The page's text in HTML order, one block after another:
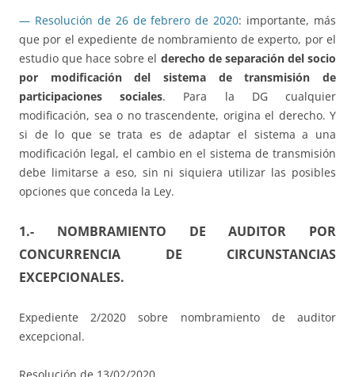
— Resolución de 26 de febrero de 2020: importante, más
que por el expediente de nombramiento de experto, por el
estudio que hace sobre el derecho de separación del socio
por modificación del sistema de transmisión de
participaciones sociales. Para la DG cualquier
modificación, sea o no trascendente, origina el derecho. Y
si de lo que se trata es de adaptar el sistema a una
modificación legal, el cambio en el sistema de transmisión
debe limitarse a eso, sin ni siquiera utilizar las posibles
opciones que conceda la Ley.
1.- NOMBRAMIENTO DE AUDITOR POR
CONCURRENCIA DE CIRCUNSTANCIAS
EXCEPCIONALES.
Expediente 2/2020 sobre nombramiento de auditor
excepcional.